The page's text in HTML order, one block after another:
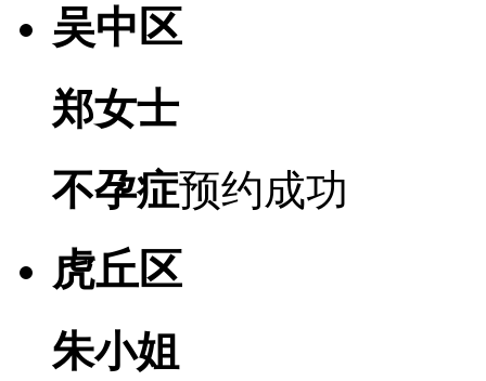
吴中区
郑女士
不孕症预约成功
虎丘区
朱小姐